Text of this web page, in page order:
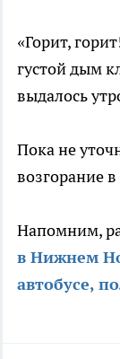
«Горит,
густой дым
выдалось
Пока не
возгорание в
Напомним,
в Нижнем
автобусе,